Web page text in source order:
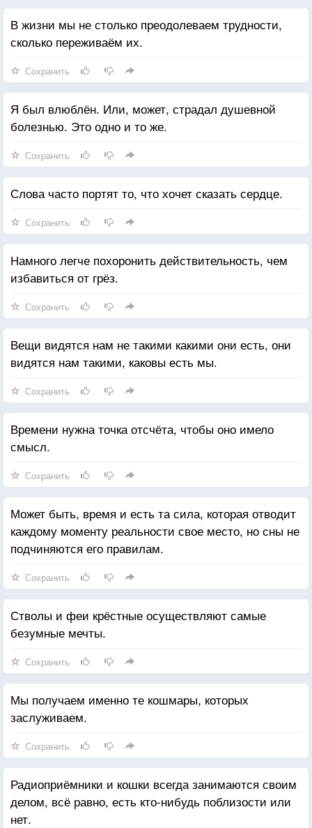
В жизни мы не столько преодолеваем трудности,
сколько переживаём их.
Сохранить
Я был влюблён. Или, может, страдал душевной
болезнью. Это одно и то же.
Сохранить
Слова часто портят то, что хочет сказать сердце.
Сохранить
Намного легче похоронить действительность, чем
избавиться от грёз.
Сохранить
Вещи видятся нам не такими какими они есть, они
видятся нам такими, каковы есть мы.
Сохранить
Времени нужна точка отсчёта, чтобы оно имело
смысл.
Сохранить
Может быть, время и есть та сила, которая отводит
каждому моменту реальности свое место, но сны не
подчиняются его правилам.
Сохранить
Стволы и феи крёстные осуществляют самые
безумные мечты.
Сохранить
Мы получаем именно те кошмары, которых
заслуживаем.
Сохранить
Радиоприёмники и кошки всегда занимаются своим
делом, всё равно, есть кто-нибудь поблизости или
нет.